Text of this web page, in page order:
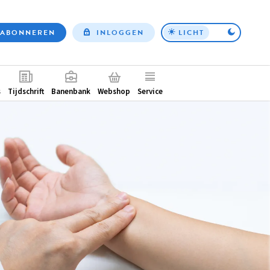
Top
ABONNEREN INLOGGEN LICHT
Tijdschrift Banenbank Webshop Service